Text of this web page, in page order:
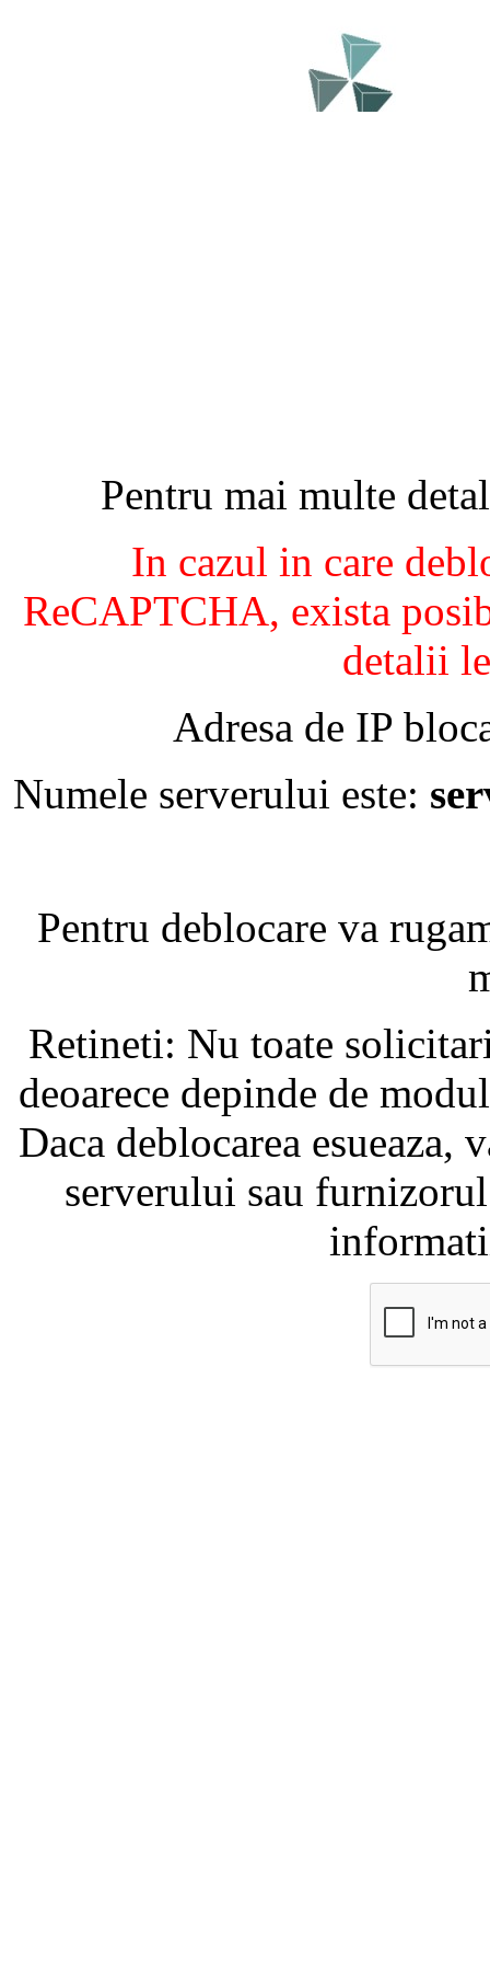
Pentru mai multe
In cazul in care
ReCAPTCHA, exista
detalii
Adresa de IP
Numele serverului este:
Pentru deblocare va
Retineti: Nu toate
deoarece depinde de
Daca deblocarea
serverului sau